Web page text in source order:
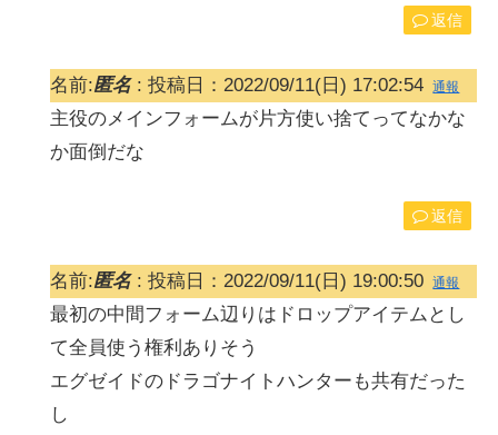
返信
名前:匿名: 投稿日：2022/09/11(日) 17:02:54 通報
主役のメインフォームが片方使い捨てってなかな
か面倒だな
返信
名前:匿名: 投稿日：2022/09/11(日) 19:00:50 通報
最初の中間フォーム辺りはドロップアイテムとし
て全員使う権利ありそう
エグゼイドのドラゴナイトハンターも共有だった
し